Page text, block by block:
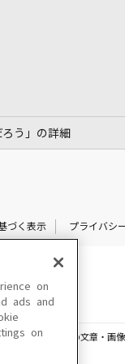
ろう」の詳細
づく表示 プライバシ
載されている一切の文章・画
on
ads and
on